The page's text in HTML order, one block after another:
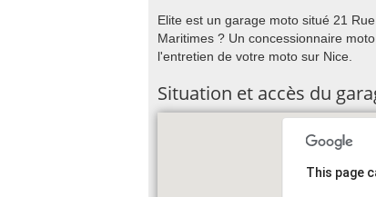
Elite est un garage moto situé 21
Maritimes ? Un concessionnaire
l'entretien de votre moto sur Nice.
Situation et accès du
This page